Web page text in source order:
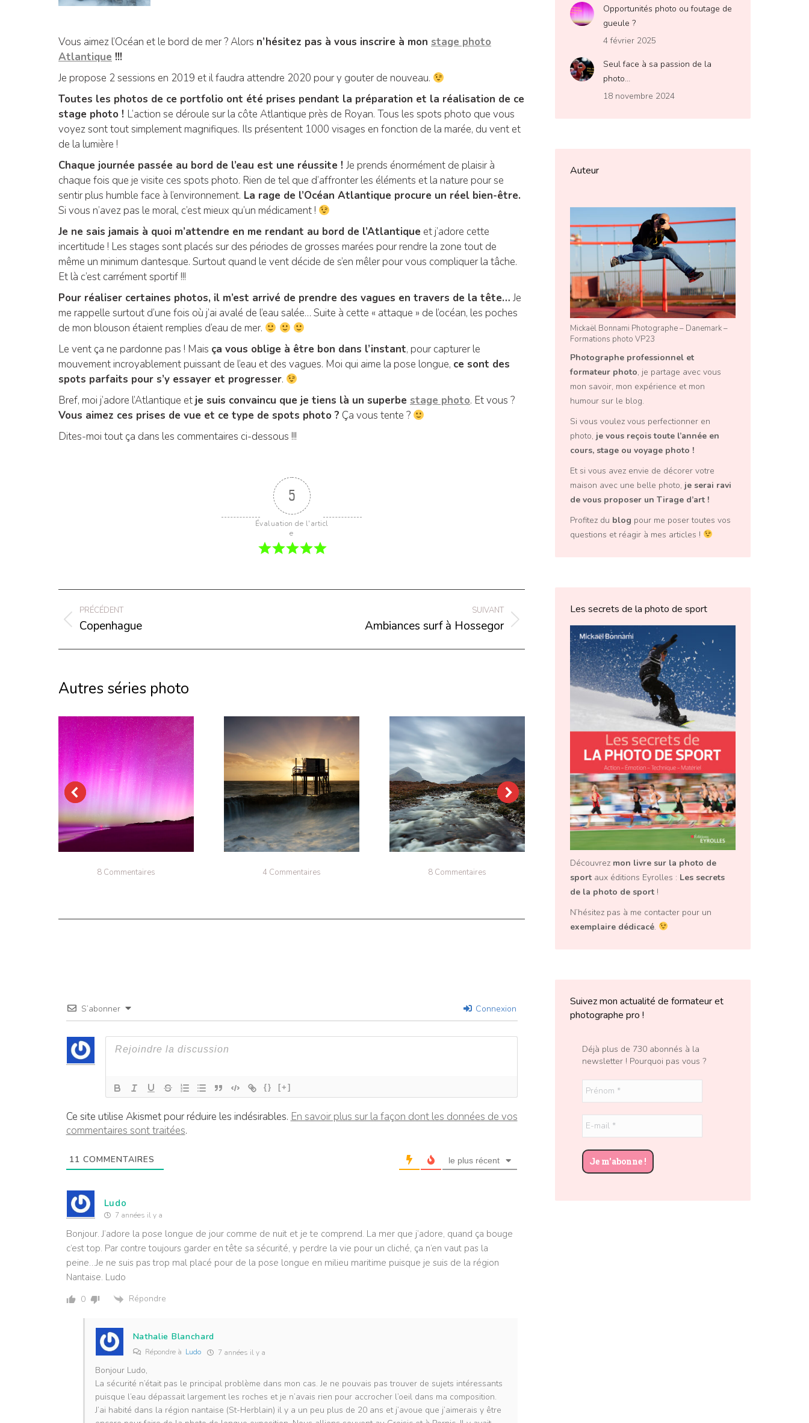
Vous aimez l’Océan et le bord de mer ? Alors n’hésitez pas à vous inscrire à mon stage photo
Atlantique !!!
Je propose 2 sessions en 2019 et il faudra attendre 2020 pour y gouter de nouveau.
Toutes les photos de ce portfolio ont été prises pendant la préparation et la réalisation de ce
stage photo ! L’action se déroule sur la côte Atlantique près de Royan. Tous les spots photo que vous
voyez sont tout simplement magnifiques. Ils présentent 1000 visages en fonction de la marée, du vent et
de la lumière !
Chaque journée passée au bord de l’eau est une réussite ! Je prends énormément de plaisir à
chaque fois que je visite ces spots photo. Rien de tel que d’affronter les éléments et la nature pour se
sentir plus humble face à l’environnement. La rage de l’Océan Atlantique procure un réel bien-être.
Si vous n’avez pas le moral, c’est mieux qu’un médicament !
Je ne sais jamais à quoi m’attendre en me rendant au bord de l’Atlantique et j’adore cette
incertitude ! Les stages sont placés sur des périodes de grosses marées pour rendre la zone tout de
même un minimum dantesque. Surtout quand le vent décide de s’en mêler pour vous compliquer la tâche.
Et là c’est carrément sportif !!!
Pour réaliser certaines photos, il m’est arrivé de prendre des vagues en travers de la tête… Je
me rappelle surtout d’une fois où j’ai avalé de l’eau salée… Suite à cette « attaque » de l’océan, les poches
de mon blouson étaient remplies d’eau de mer.
Le vent ça ne pardonne pas ! Mais ça vous oblige à être bon dans l’instant, pour capturer le
mouvement incroyablement puissant de l’eau et des vagues. Moi qui aime la pose longue, ce sont des
spots parfaits pour s’y essayer et progresser.
Bref, moi j’adore l’Atlantique etje suis convaincu que je tiens là un superbe stage photo. Et vous ?
Vous aimez ces prises de vue et ce type de spots photo ? Ça vous tente ?
Dites-moi tout ça dans les commentaires ci-dessous !!!
5
Évaluation de l'articl
e
de
commentaire
PRÉCÉDENT
Onglet
Copenhague
SUIVANT
Ambiances surf à Hossegor
Autres séries photo
8 Commentaires 4 Commentaires 8 Commentaires 2 Commentaires
S’abonner Connexion
{} [+]
Ce site utilise Akismet pour réduire les indésirables. En savoir plus sur la façon dont les données de vos
commentaires sont traitées.
11 COMMENTAIRES le plus récent
Ludo
7 années il y a
Bonjour. J’adore la pose longue de jour comme de nuit et je te comprend. La mer que j’adore, quand ça bouge
c’est top. Par contre toujours garder en tête sa sécurité, y perdre la vie pour un cliché, ça n’en vaut pas la
peine…Je ne suis pas trop mal placé pour de la pose longue en milieu maritime puisque je suis de la région
Nantaise. Ludo
0 Répondre
Nathalie Blanchard
Répondre à Ludo 7 années il y a
Bonjour Ludo,
La sécurité n’était pas le principal problème dans mon cas. Je ne pouvais pas trouver de sujets intéressants
puisque l’eau dépassait largement les roches et je n’avais rien pour accrocher l’oeil dans ma composition.
J’ai habité dans la région nantaise (St-Herblain) il y a un peu plus de 20 ans et j’avoue que j’aimerais y être
Opportunités photo ou foutage de
gueule ?
4 février 2025
Seul face à sa passion de la
photo…
18 novembre 2024
Auteur
Mickaël Bonnami Photographe – Danemark –
Formations photo VP23
Photographe professionnel et
formateur photo, je partage avec vous
mon savoir, mon expérience et mon
humour sur le blog.
Si vous voulez vous perfectionner en
photo, je vous reçois toute l’année en
cours, stage ou voyage photo !
Et si vous avez envie de décorer votre
maison avec une belle photo, je serai ravi
de vous proposer un Tirage d’art !
Profitez du blog pour me poser toutes vos
questions et réagir à mes articles !
Les secrets de la photo de sport
Découvrez mon livre sur la photo de
sport aux éditions Eyrolles : Les secrets
de la photo de sport !
N’hésitez pas à me contacter pour un
exemplaire dédicacé.
Suivez mon actualité de formateur et
photographe pro !
Déjà plus de 730 abonnés à la
newsletter ! Pourquoi pas vous ?